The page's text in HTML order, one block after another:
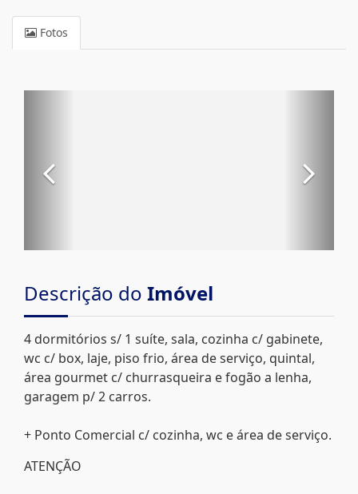
Fotos
Descrição do Imóvel
4 dormitórios s/ 1 suíte, sala, cozinha c/ gabinete,
wc c/ box, laje, piso frio, área de serviço, quintal,
área gourmet c/ churrasqueira e fogão a lenha,
garagem p/ 2 carros.
+ Ponto Comercial c/ cozinha, wc e área de serviço.
ATENÇÃO